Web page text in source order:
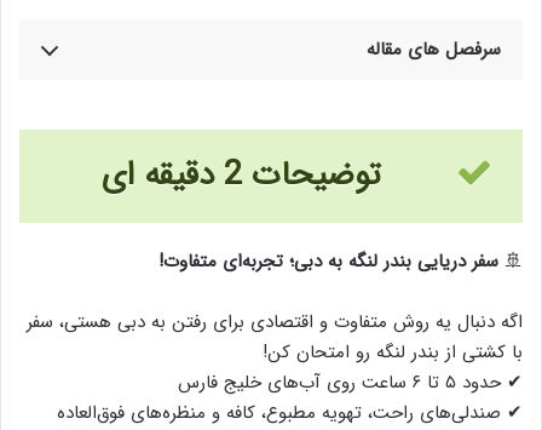
سرفصل های مقاله
توضیحات 2 دقیقه ای
🚢 سفر دریایی بندر لنگه به دبی؛ تجربه‌ای متفاوت!
اگه دنبال یه روش متفاوت و اقتصادی برای رفتن به دبی هستی، سفر
با کشتی از بندر لنگه رو امتحان کن!
✔ حدود ۵ تا ۶ ساعت روی آب‌های خلیج فارس
✔ صندلی‌های راحت، تهویه مطبوع، کافه و منظره‌های فوق‌العاده